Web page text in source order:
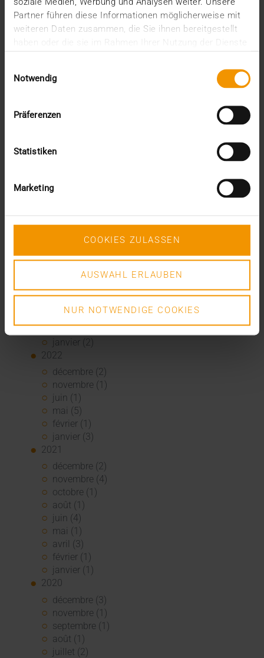
soziale Medien, Werbung und Analysen weiter. Unsere
Partner führen diese Informationen möglicherweise mit
weiteren Daten zusammen, die Sie ihnen bereitgestellt
haben oder die sie im Rahmen Ihrer Nutzung der Dienste
Notwendig
Präferenzen
Statistiken
Marketing
COOKIES ZULASSEN
AUSWAHL ERLAUBEN
NUR NOTWENDIGE COOKIES
juin (1)
mars (1)
décembre (1)
août (1)
mai (5)
janvier (4)
décembre (2)
novembre (5)
août (1)
juin (4)
mai (5)
mars (1)
février (1)
janvier (2)
2022
décembre (2)
novembre (1)
juin (1)
mai (5)
février (1)
janvier (3)
2021
décembre (2)
novembre (4)
octobre (1)
août (1)
juin (4)
mai (1)
avril (3)
février (1)
janvier (1)
2020
décembre (3)
novembre (1)
septembre (1)
août (1)
juillet (2)